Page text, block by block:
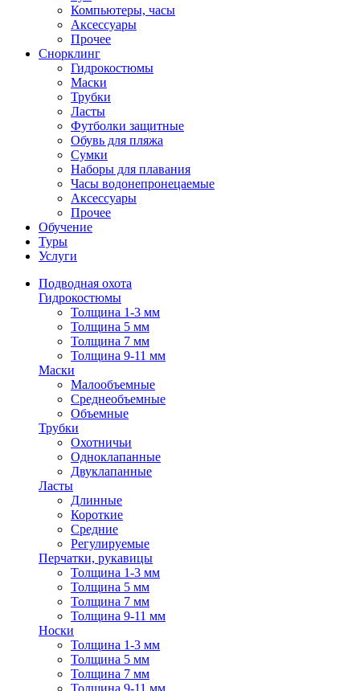
Компьютеры, часы
Аксессуары
Прочее
Снорклинг
Гидрокостюмы
Маски
Трубки
Ласты
Футболки защитные
Обувь для пляжа
Сумки
Наборы для плавания
Часы водонепронецаемые
Аксессуары
Прочее
Обучение
Туры
Услуги
Подводная охота
Гидрокостюмы
Толщина 1-3 мм
Толщина 5 мм
Толщина 7 мм
Толщина 9-11 мм
Маски
Малообъемные
Среднеобъемные
Объемные
Трубки
Охотничьи
Одноклапанные
Двуклапанные
Ласты
Длинные
Короткие
Средние
Регулируемые
Перчатки, рукавицы
Толщина 1-3 мм
Толщина 5 мм
Толщина 7 мм
Толщина 9-11 мм
Носки
Толщина 1-3 мм
Толщина 5 мм
Толщина 7 мм
Толщина 9-11 мм